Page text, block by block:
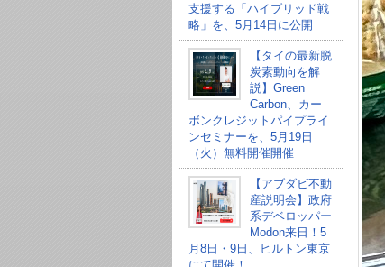
支援する「ハイブリッド戦
略」を、5月14日に公開
【タイの最新脱
炭素動向を解
説】Green
Carbon、カー
ボンクレジットパイプライ
ンセミナーを、5月19日
（火）無料開催開催
【アブダビ不動
産説明会】政府
系デベロッパー
Modon来日！5
月8日・9日、ヒルトン東京